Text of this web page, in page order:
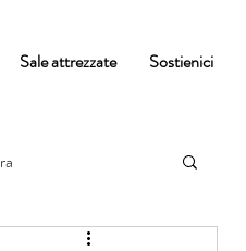
Sale attrezzate Sostienici